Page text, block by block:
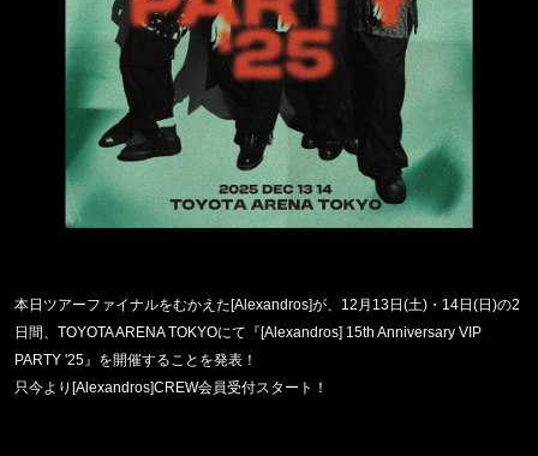
本日 ツアーファイナルをむかえた[Alexandros]が、 12月13日(土)・14日(日)の2
日間、TOYOTA ARENA TOKYOにて『[Alexandros] 15th Anniversary VIP
PARTY '25』を開催することを発表！
只今より [Alexandros]CREW会員受付スタート！